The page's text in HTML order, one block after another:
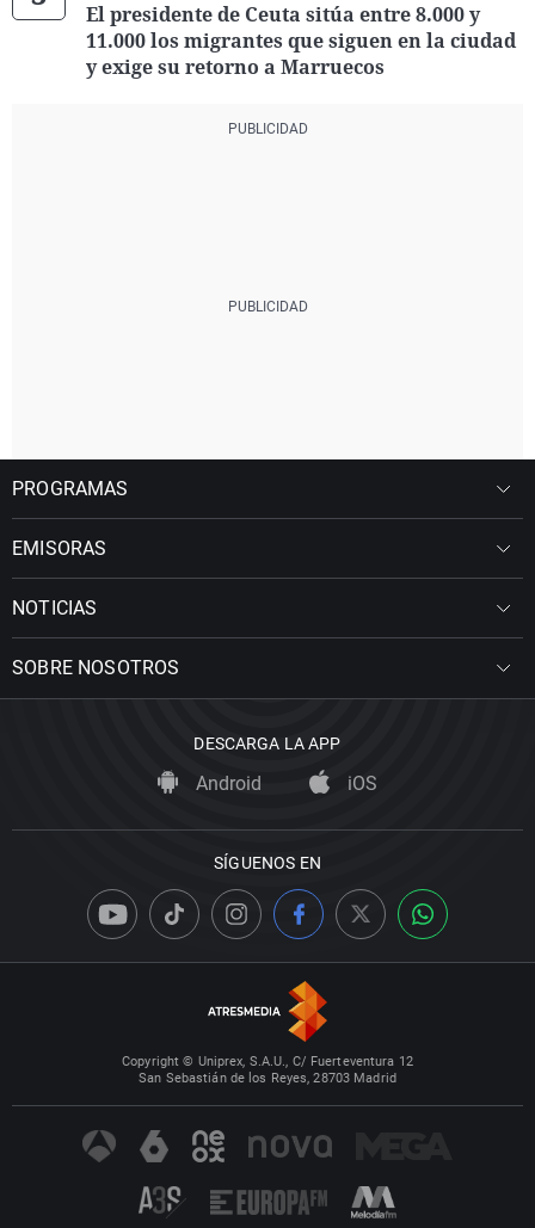
El presidente de Ceuta sitúa entre 8.000 y
11.000 los migrantes que siguen en la ciudad
y exige su retorno a Marruecos
PROGRAMAS
EMISORAS
NOTICIAS
SOBRE NOSOTROS
DESCARGA LA APP
Android iOS
SÍGUENOS EN
Copyright © Uniprex, S.A.U., C/ Fuerteventura 12
San Sebastián de los Reyes, 28703 Madrid